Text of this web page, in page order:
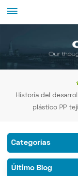
Historia del
plástico PP
Categorías
Último Blog